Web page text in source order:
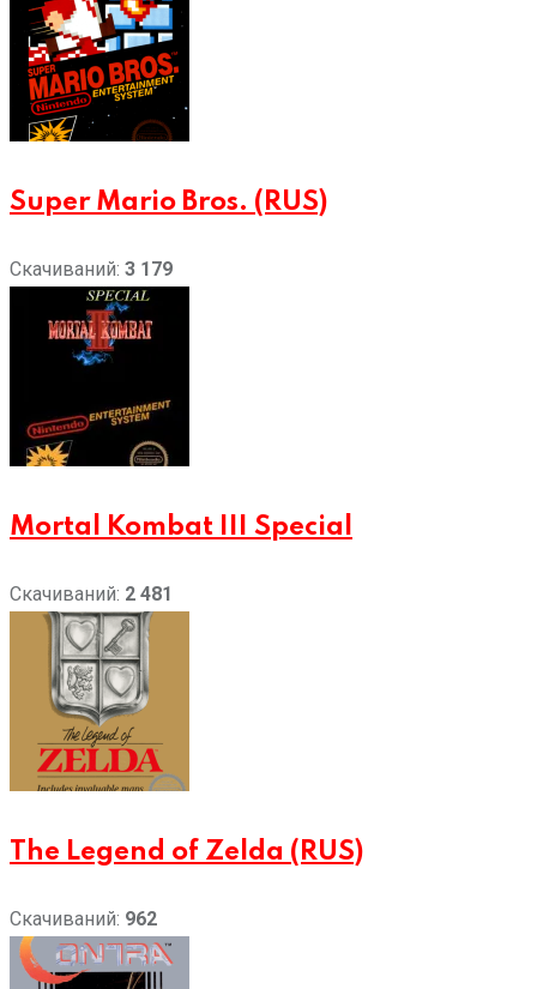
Super Mario Bros. (RUS)
Скачиваний: 3 179
Mortal Kombat III Special
Скачиваний: 2 481
The Legend of Zelda (RUS)
Скачиваний: 962